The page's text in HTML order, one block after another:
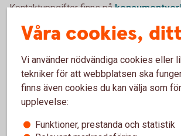
Kontaktuppgifter finns på
Pris och ränta Fritidslån
Ränta
rörlig.
Våra cookies,
Vi använder nödvändiga cookies eller
tekniker för att webbplatsen ska
finns även cookies du kan välja som
upplevelse:
Funktioner, prestanda och statistik